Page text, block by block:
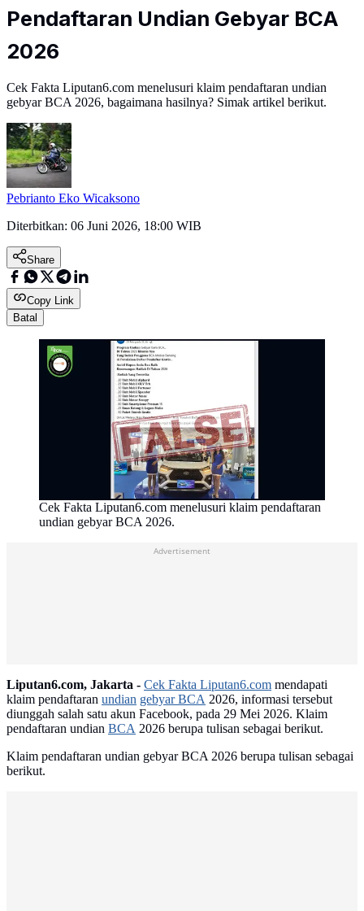
Pendaftaran Undian Gebyar BCA
2026
Cek Fakta Liputan6.com menelusuri klaim pendaftaran undian
gebyar BCA 2026, bagaimana hasilnya? Simak artikel berikut.
Pebrianto Eko Wicaksono
Diterbitkan: 06 Juni 2026, 18:00 WIB
Share
Copy Link
Batal
Cek Fakta Liputan6.com menelusuri klaim pendaftaran
undian gebyar BCA 2026.
Advertisement
Liputan6.com, Jakarta - Cek Fakta Liputan6.com mendapati
klaim pendaftaran undian gebyar BCA 2026, informasi tersebut
diunggah salah satu akun Facebook, pada 29 Mei 2026. Klaim
pendaftaran undian BCA 2026 berupa tulisan sebagai berikut.
Klaim pendaftaran undian gebyar BCA 2026 berupa tulisan sebagai
berikut.